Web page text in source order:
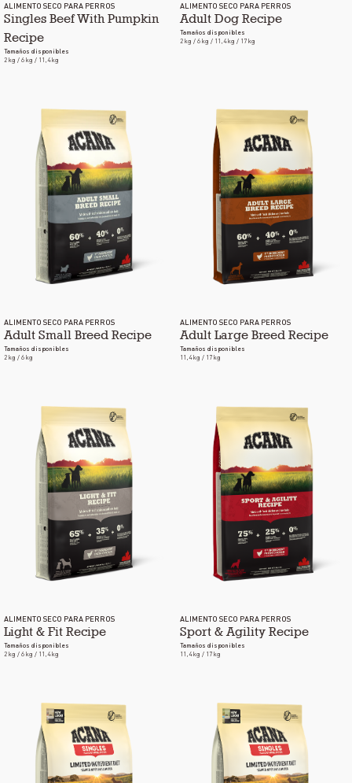
ALIMENTO SECO PARA PERROS
Singles Beef With Pumpkin
Recipe
Tamaños disponibles
2 kg / 6 kg / 11,4 kg
ALIMENTO SECO PARA PERROS
Adult Dog Recipe
Tamaños disponibles
2 kg / 6 kg / 11,4 kg / 17 kg
ALIMENTO SECO PARA PERROS
Adult Small Breed Recipe
Tamaños disponibles
2 kg / 6 kg
ALIMENTO SECO PARA PERROS
Adult Large Breed Recipe
Tamaños disponibles
11,4 kg / 17 kg
ALIMENTO SECO PARA PERROS
Light & Fit Recipe
Tamaños disponibles
2 kg / 6 kg / 11,4 kg
ALIMENTO SECO PARA PERROS
Sport & Agility Recipe
Tamaños disponibles
11,4 kg / 17 kg